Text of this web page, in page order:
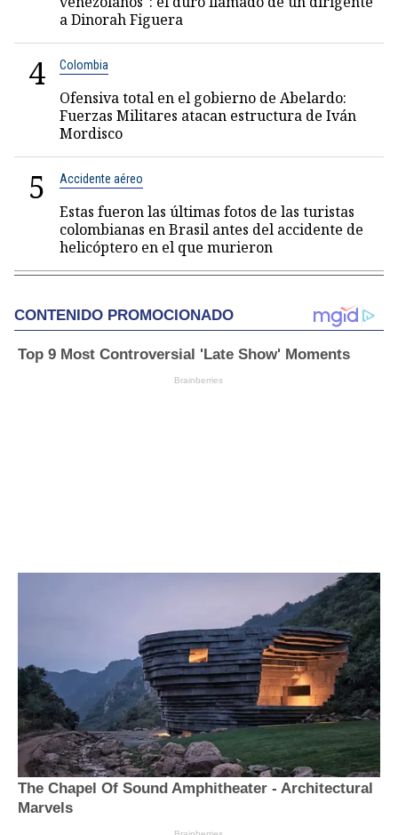
a Dinorah Figuera
4 Colombia
Ofensiva total en el gobierno de Abelardo:
Fuerzas Militares atacan estructura de Iván
Mordisco
5 Accidente aéreo
Estas fueron las últimas fotos de las turistas
colombianas en Brasil antes del accidente de
helicóptero en el que murieron